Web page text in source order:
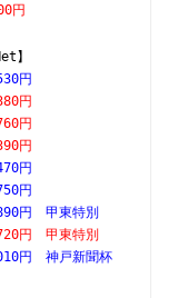
1200円
】
5530円
32380円
47760円
389390円
7470円
9750円
円　甲東特別
円　甲東特別
円　神戸新聞杯